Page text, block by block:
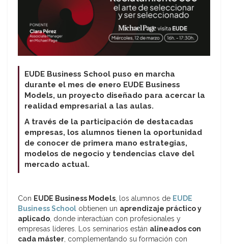
EUDE Business School puso en marcha
durante el mes de enero EUDE Business
Models, un proyecto diseñado para acercar la
realidad empresarial a las aulas.
A través de la participación de destacadas
empresas, los alumnos tienen la oportunidad
de conocer de primera mano estrategias,
modelos de negocio y tendencias clave del
mercado actual.
Con EUDE Business Models, los alumnos de EUDE
Business School obtienen un aprendizaje práctico y
aplicado, donde interactúan con profesionales y
empresas líderes. Los seminarios están alineados con
cada máster, complementando su formación con